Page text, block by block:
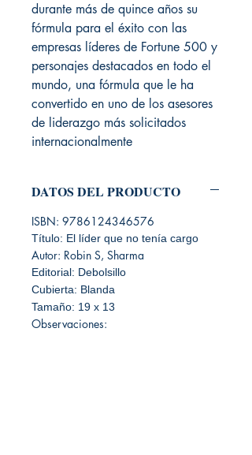
durante más de quince años su
fórmula para el éxito con las
empresas líderes de Fortune 500 y
personajes destacados en todo el
mundo, una fórmula que le ha
convertido en uno de los asesores
de liderazgo más solicitados
internacionalmente
DATOS DEL PRODUCTO
ISBN: 9786124346576
Título: El líder que no tenía cargo
Autor: Robin S, Sharma
Editorial: Debolsillo
Cubierta: Blanda
Tamaño: 19 x 13
Observaciones: